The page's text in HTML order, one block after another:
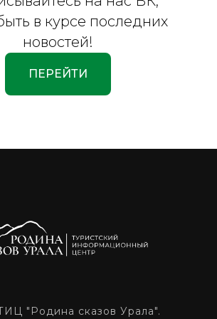
в курсе последних
новостей!
ПЕРЕЙТИ
"Родина сказов Урала".